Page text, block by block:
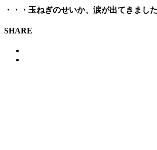
・・・玉ねぎのせいか、涙が出てきました
SHARE